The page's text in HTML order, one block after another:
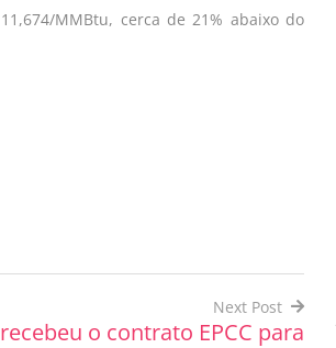
MMBtu, cerca de 21% abaixo do
Next Post
o contrato EPCC para